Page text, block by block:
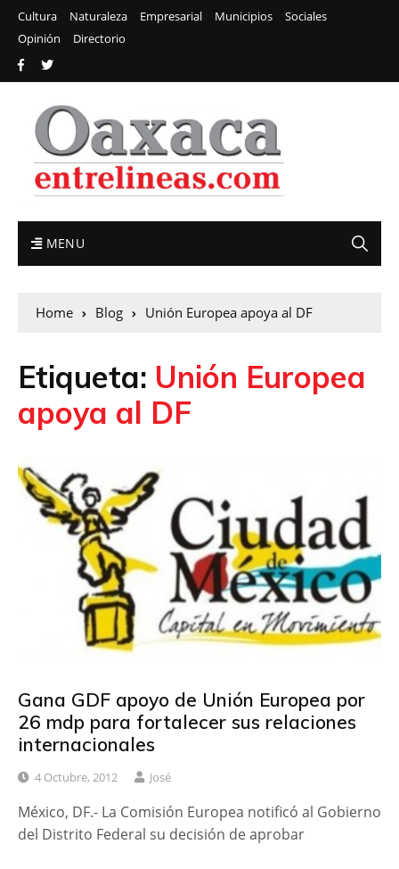
Cultura Naturaleza Empresarial Municipios
Sociales
Opinión
Directorio
MENU
Home Blog Unión Europea apoya al DF
Etiqueta: Unión Europea
apoya al DF
Gana GDF apoyo de Unión Europea por
26 mdp para fortalecer sus relaciones
internacionales
4 Octubre, 2012 José
México, DF.- La Comisión Europea notificó al Gobierno
del Distrito Federal su decisión de aprobar